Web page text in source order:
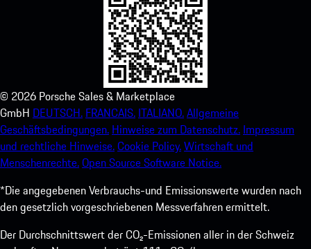
© 2026 Porsche Sales & Marketplace
GmbH DEUTSCH. FRANCAIS. ITALIANO.Allgemeine
Geschäftsbedingungen. Hinweise zum Datenschutz. Impressum
und rechtliche Hinweise.Cookie Policy.Wirtschaft und
Menschenrechte.Open Source Software Notice.
*Die angegebenen Verbrauchs-und Emissionswerte wurden nach
den gesetzlich vorgeschriebenen Messverfahren ermittelt.
Der Durchschnittswert der CO₂-Emissionen aller in der Schweiz